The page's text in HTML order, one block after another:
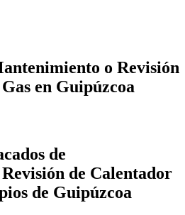
o Revisión
en Guipúzcoa
de
de Calentador
de Guipúzcoa